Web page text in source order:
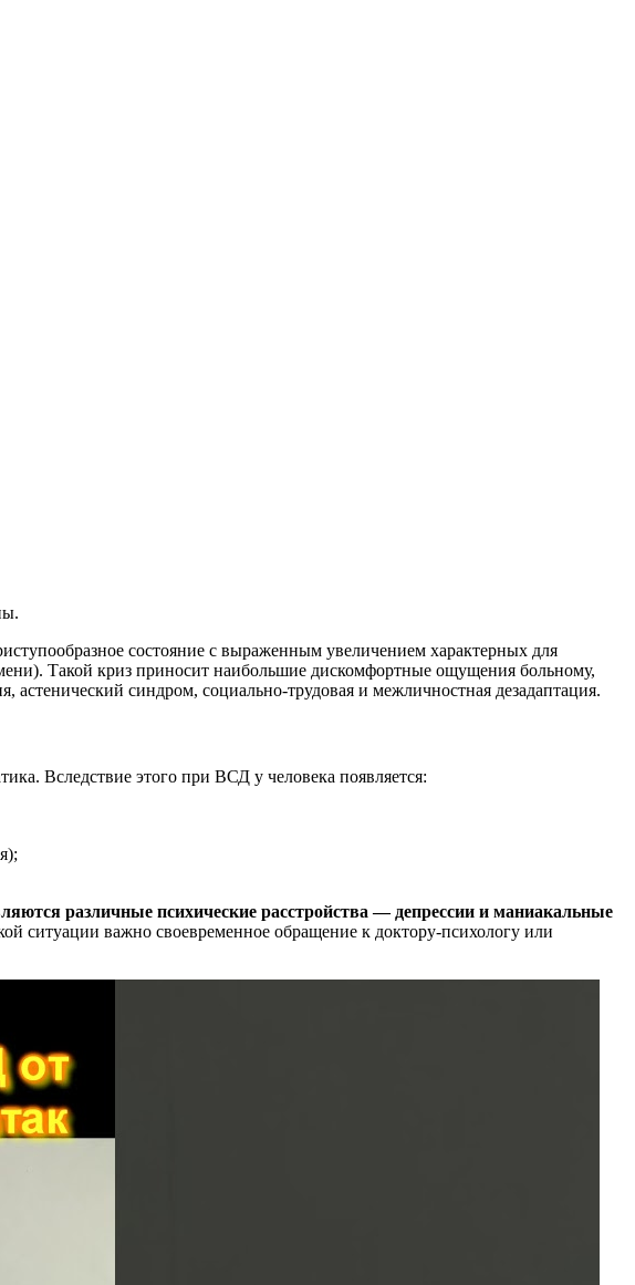
состояние с выраженным увеличением характерных для
Такой криз приносит наибольшие дискомфортные ощущения больному,
астенический синдром, социально-трудовая и межличностная дезадаптация.
Вследствие этого при ВСД у человека появляется:
различные психические расстройства — депрессии и маниакальные
ситуации важно своевременное обращение к доктору-психологу или